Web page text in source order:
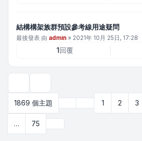
結構構架族群預設參考線用途疑問
最後發表 由 admin » 2021年 10月 25日, 17:28
1回覆
1869 個主題
第4頁 (共 75 頁)
上一頁1 2 3
… 75